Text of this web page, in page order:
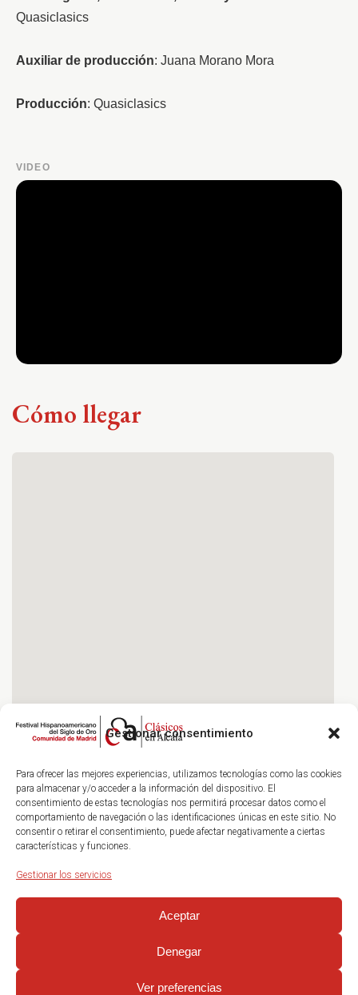
Gestionar consentimiento
Para ofrecer las mejores experiencias, utilizamos tecnologías como las cookies
para almacenar y/o acceder a la información del dispositivo. El
consentimiento de estas tecnologías nos permitirá procesar datos como el
comportamiento de navegación o las identificaciones únicas en este sitio. No
consentir o retirar el consentimiento, puede afectar negativamente a ciertas
características y funciones.
Gestionar los servicios
Aceptar
Denegar
Ver preferencias
Quasiclasics
Auxiliar de producción: Juana Morano Mora
Producción: Quasiclasics
VIDEO
Cómo llegar